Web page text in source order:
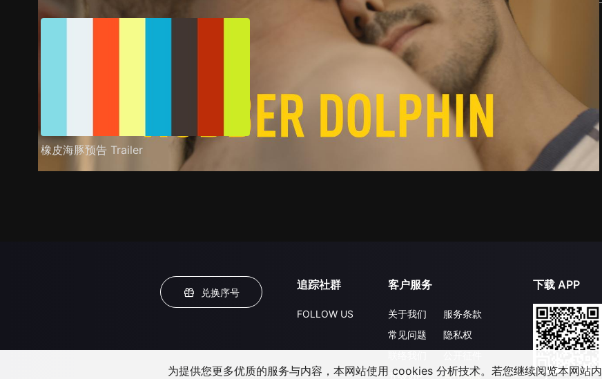
橡皮海豚预告 Trailer
兑换序号
追踪社群
FOLLOW US
客户服务
关于我们
常见问题
升级VIP
服务条款
隐私权
合作洽談
下载 APP
为提供您更多优质的服务与内容，本网站使用 cookies 分析技术。若您继续阅览本网站内